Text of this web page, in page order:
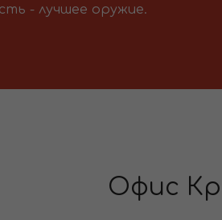
- лучшее оружие.
Офис